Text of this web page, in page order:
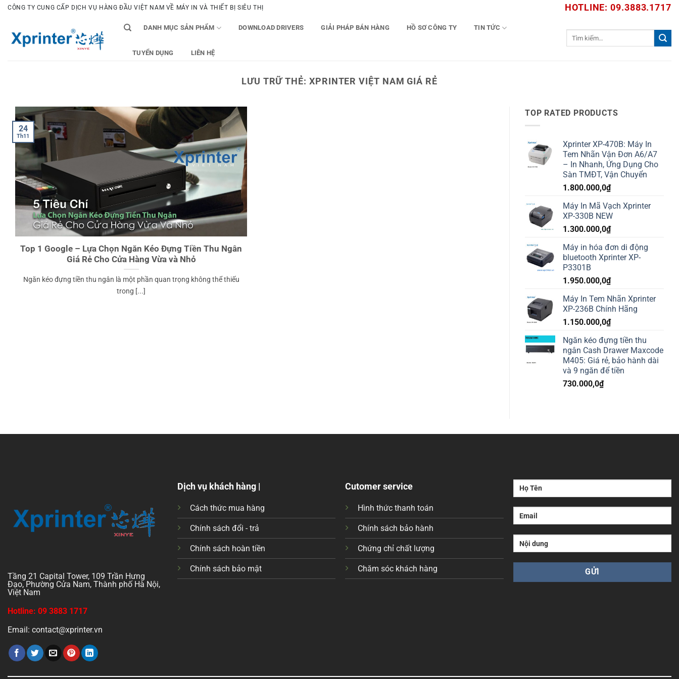
Bỏ
dung
CÔNG TY CUNG CẤP DỊCH VỤ HÀNG ĐẦU VIỆT NAM VỀ MÁY IN VÀ THIẾT BỊ SIÊU THỊ HOTLINE: 09.3883.1717
DANH MỤC SẢN PHẨM DOWNLOAD DRIVERS GIẢI PHÁP BÁN HÀNG HỒ SƠ CÔNG TY TIN TỨC
TUYỂN DỤNG LIÊN HỆ
LƯU TRỮ THẺ: XPRINTER VIỆT NAM GIÁ RẺ
Top 1 Google – Lựa Chọn Ngăn Kéo Đựng Tiền Thu Ngân
Giá Rẻ Cho Cửa Hàng Vừa và Nhỏ
Ngăn kéo đựng tiền thu ngân là một phần quan trọng không thể thiếu
trong [...]
24
Th11
TOP RATED PRODUCTS
Xprinter XP-470B: Máy In
Tem Nhãn Vận Đơn A6/A7
– In Nhanh, Ứng Dụng Cho
Sàn TMĐT, Vận Chuyển
1.800.000,0₫
Máy In Mã Vạch Xprinter
XP-330B NEW
1.300.000,0₫
Máy in hóa đơn di động
bluetooth Xprinter XP-
P3301B
1.950.000,0₫
Máy In Tem Nhãn Xprinter
XP-236B Chính Hãng
1.150.000,0₫
Ngăn kéo đựng tiền thu
ngân Cash Drawer Maxcode
M405: Giá rẻ, bảo hành dài
và 9 ngăn để tiền
730.000,0₫
Tầng 21 Capital Tower, 109 Trần Hưng
Đạo, Phường Cửa Nam, Thành phố Hà Nội,
Việt Nam
Hotline: 09 3883 1717
Email: contact@xprinter.vn
Dịch vụ khách hàng |
Cách thức mua hàng
Chính sách đổi - trả
Chính sách hoàn tiền
Chính sách bảo mật
Cutomer service
Hình thức thanh toán
Chính sách bảo hành
Chứng chỉ chất lượng
Chăm sóc khách hàng